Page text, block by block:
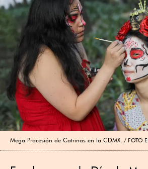
Mega Procesión de Catrinas en la CDMX. FOTO